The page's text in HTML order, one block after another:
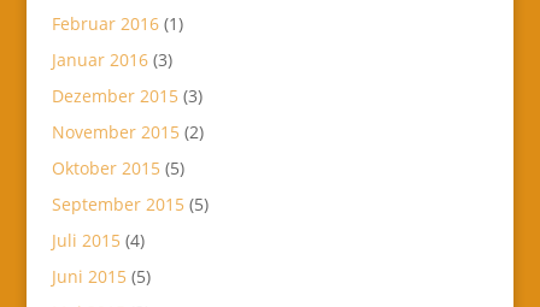
Februar 2016(1)
Januar 2016(3)
Dezember 2015 (3)
November 2015 (2)
Oktober 2015 (5)
September 2015 (5)
Juli 2015 (4)
Juni 2015 (5)